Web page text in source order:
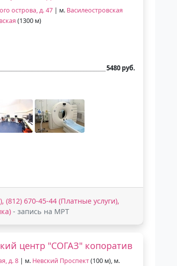
острова, д. 47 | м. Василеостровская
(1300 м)
5480 руб.
(812) 670-45-44 (Платные услуги),
- запись на МРТ
центр "СОГАЗ" копоратив
д. 8 | м. Невский Проспект(100 м), м.